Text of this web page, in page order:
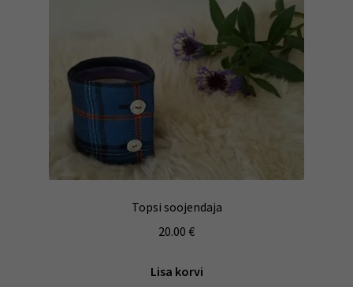
Topsi soojendaja
20.00 €
Lisa korvi